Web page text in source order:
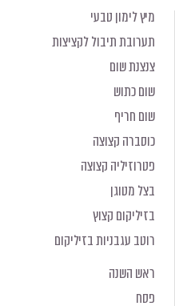
מיץ לימון טבעי
תערובת תיבול לקציצות
צנצנת שום
שום כתוש
שום חריף
כוסברה קצוצה
פטרוזיליה קצוצה
בצל מטוגן
בזיליקום קצוץ
רוטב עגבניות בזיליקום
ראש השנה
פסח